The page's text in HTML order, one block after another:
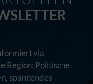
via
Region: Politische
spannendes